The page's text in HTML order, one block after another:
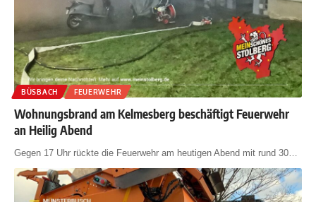
BÜSBACH FEUERWEHR
Wohnungsbrand am Kelmesberg beschäftigt Feuerwehr
an Heilig Abend
Gegen 17 Uhr rückte die Feuerwehr am heutigen Abend mit rund 30